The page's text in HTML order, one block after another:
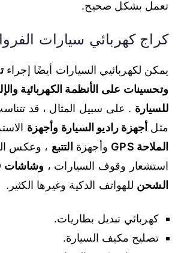
تعمل بشكل صحيح.
كراج كهربائي سيارات
يمكن لكهربائيي السيارات أيضًا إجراء
وتحسينات على الأنظمة الكهربائية
للسيارة . على سبيل المثال ، قد
مثل أجهزة راديو السيارة وأجهزة
الملاحة GPS
وأجهزة التتبع ، وعكس
استشعار وقوف السيارات ، وشاشات LCD
الشحن للهواتف الذكية وغيرها الكثير.
كهربائي تبديل بطاريات.
تصليح مكيف السيارة.